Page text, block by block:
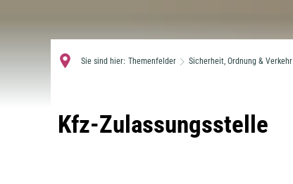
Sie sind hier: Themenfelder Sicherheit, Ordnung & Verkehr
Kfz-Zulassungsstelle